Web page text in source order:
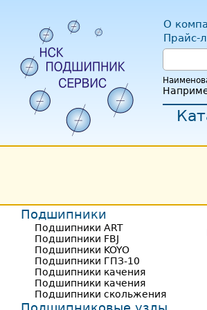
О
Прайс-
Подшипники
Подшипники ART
Подшипники FBJ
Подшипники KOYO
Подшипники ГПЗ-10
Подшипники качения
Подшипники качения
Подшипники скольжения